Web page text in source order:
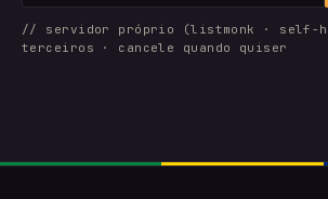
// servidor próprio (listmonk · self-
terceiros · cancele quando quiser